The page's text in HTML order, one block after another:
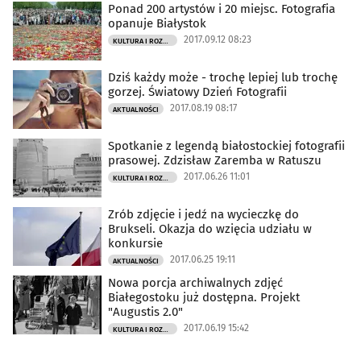
Ponad 200 artystów i 20 miejsc. Fotografia
opanuje Białystok
2017.09.12 08:23
Dziś każdy może - trochę lepiej lub trochę
gorzej. Światowy Dzień Fotografii
AKTUALNOŚCI 2017.08.19 08:17
Spotkanie z legendą białostockiej fotografii
prasowej. Zdzisław Zaremba w Ratuszu
2017.06.26 11:01
Zrób zdjęcie i jedź na wycieczkę do
Brukseli. Okazja do wzięcia udziału w
konkursie
AKTUALNOŚCI 2017.06.25 19:11
Nowa porcja archiwalnych zdjęć
Białegostoku już dostępna. Projekt
"Augustis 2.0"
2017.06.19 15:42